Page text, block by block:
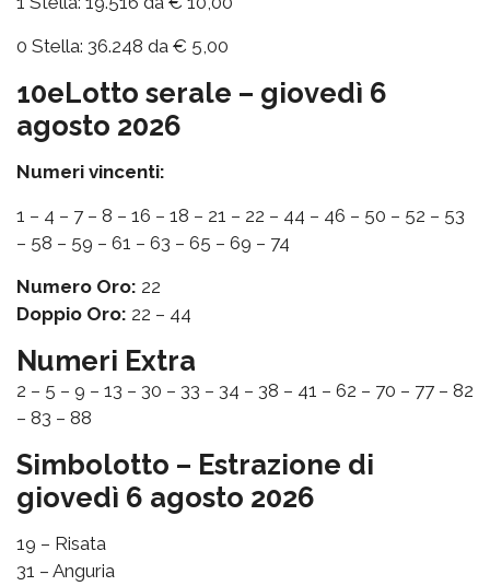
0 Stella: 36.248 da € 5,00
10eLotto serale – giovedì 6
agosto 2026
Numeri vincenti:
1 – 4 – 7 – 8 – 16 – 18 – 21 – 22 – 44 – 46 – 50 – 52 – 53
– 58 – 59 – 61 – 63 – 65 – 69 – 74
Numero Oro: 22
Doppio Oro: 22 – 44
Numeri Extra
2 – 5 – 9 – 13 – 30 – 33 – 34 – 38 – 41 – 62 – 70 – 77 – 82
– 83 – 88
Simbolotto – Estrazione di
giovedì 6 agosto 2026
19 – Risata
31 – Anguria